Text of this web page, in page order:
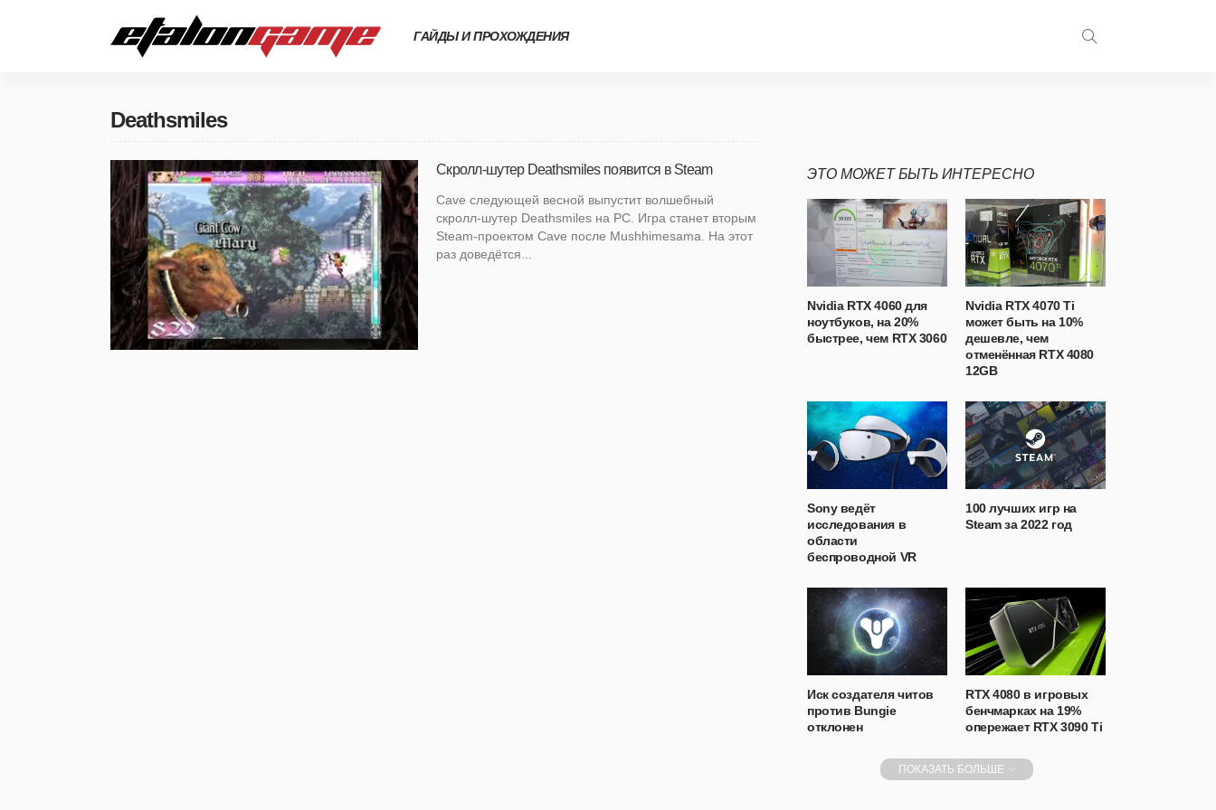
ГАЙДЫ И ПРОХОЖДЕНИЯ
Deathsmiles
Скролл-шутер Deathsmiles появится в Steam
Cave следующей весной выпустит волшебный
скролл-шутер Deathsmiles на PC. Игра станет вторым
Steam-проектом Cave после Mushhimesama. На этот
раз доведётся...
ЭТО МОЖЕТ БЫТЬ ИНТЕРЕСНО
Nvidia RTX 4060 для
ноутбуков, на 20%
быстрее, чем RTX 3060
Nvidia RTX 4070 Ti
может быть на 10%
дешевле, чем
отменённая RTX 4080
12GB
Sony ведёт
исследования в
области
беспроводной VR
100 лучших игр на
Steam за 2022 год
Иск создателя читов
против Bungie
отклонен
RTX 4080 в игровых
бенчмарках на 19%
опережает RTX 3090 Ti
ПОКАЗАТЬ БОЛЬШЕ